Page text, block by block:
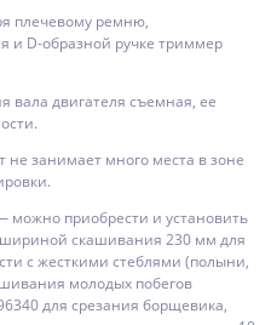
плечевому ремню,
и D-образной ручке триммер
вала двигателя съемная, ее
занимает много места в зоне
приобрести и установить
скашивания 230 мм для
с жесткими стеблями (полыни,
молодых побегов
для срезания борщевика,